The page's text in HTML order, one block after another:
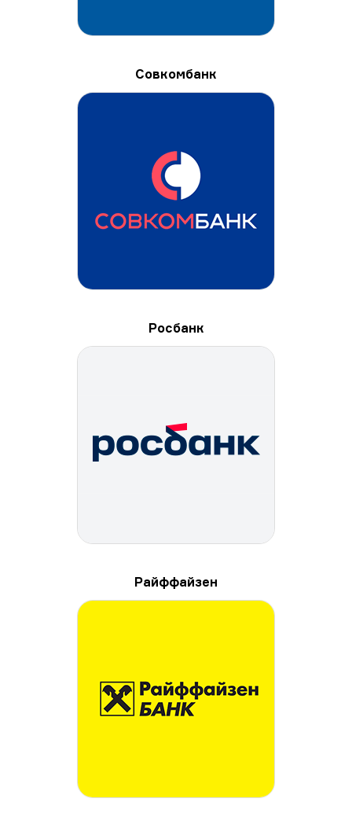
Совкомбанк
Росбанк
Райффайзен